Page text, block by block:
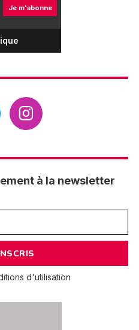
Je m'abonne
à la newsletter
d'utilisation